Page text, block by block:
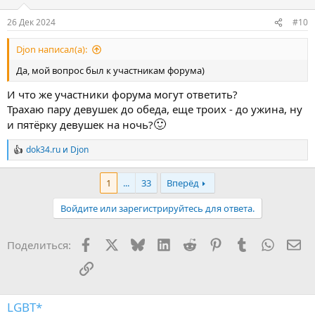
26 Дек 2024 #10
Djon написал(а):
Да, мой вопрос был к участникам форума)
И что же участники форума могут ответить?
Трахаю пару девушек до обеда, еще троих - до ужина, ну
и пятёрку девушек на ночь?🙂
Р
е
dok34.ru и Djon
1 ... 33
Вперёд
Войдите или зарегистрируйтесь для ответа.
Поделиться: Facebook BlueskyLinkedIn
Reddit PinterestTumblr
Ссылка
LGBT*